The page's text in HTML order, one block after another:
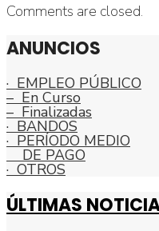
Comments are closed.
ANUNCIOS
· EMPLEO PÚBLICO
– En Curso
– Finalizadas
· BANDOS
· PERÍODO MEDIO
DE PAGO
· OTROS
ÚLTIMAS